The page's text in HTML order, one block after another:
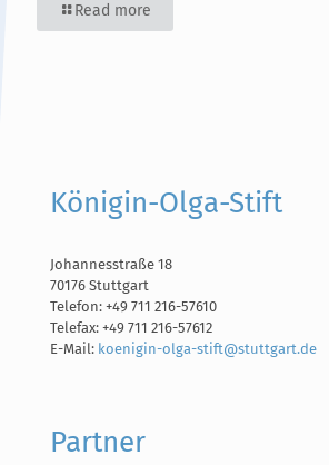
Read more
Königin-Olga-Stift
Johannesstraße 18
70176 Stuttgart
Telefon: +49 711 216-57610
Telefax: +49 711 216-57612
E-Mail: koenigin-olga-stift@stuttgart.de
Partner